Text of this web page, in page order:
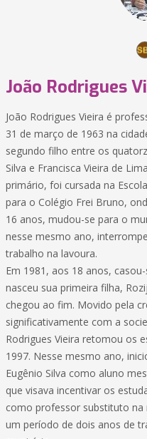
João Rodrigues
João Rodrigues Vieira é
31 de março de 1963 na
segundo filho entre os
Silva e Francisca Vieira de
primário, foi cursada na
para o Colégio Frei Bruno,
16 anos, mudou-se para o
nesse mesmo ano,
trabalho na lavoura.
Em 1981, aos 18 anos,
nasceu sua primeira filha,
chegou ao fim. Movido pela
significativamente com a
Rodrigues Vieira retomou os
1997. Nesse mesmo ano,
Eugênio Silva como aluno
que visava incentivar os
como professor substituto na
um período de dois anos de